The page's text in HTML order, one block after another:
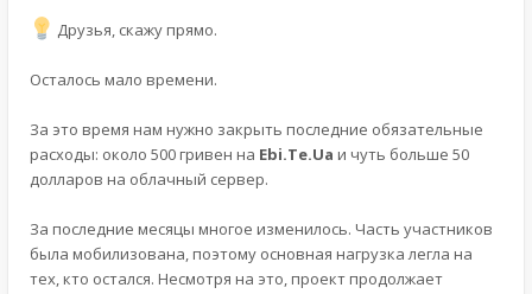
Друзья, скажу прямо.
Осталось мало времени.
За это время нам нужно закрыть последние обязательные
расходы: около 500 гривен на Ebi.Te.Ua и чуть больше 50
долларов на облачный сервер.
За последние месяцы многое изменилось. Часть участников
была мобилизована, поэтому основная нагрузка легла на
тех, кто остался. Несмотря на это, проект продолжает